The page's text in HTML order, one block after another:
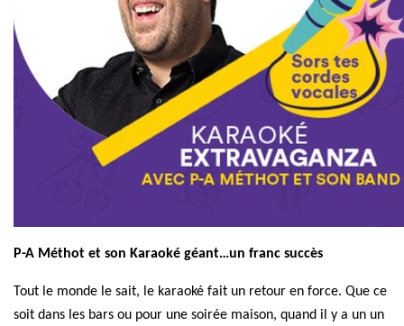
P-A Méthot et son Karaoké géant…un franc succès
Tout le monde le sait, le karaoké fait un retour en force. Que ce
soit dans les bars ou pour une soirée maison, quand il y a un un